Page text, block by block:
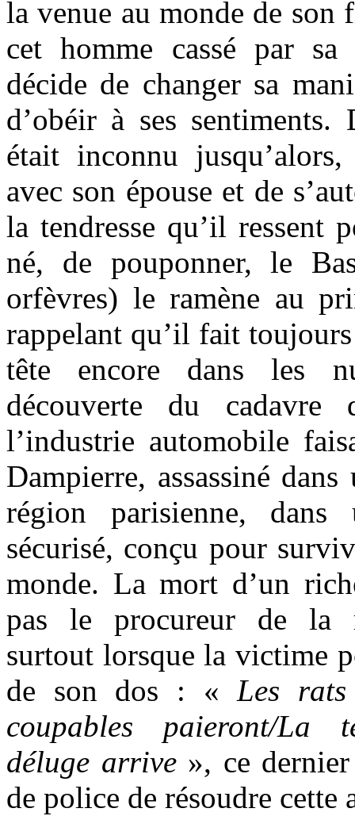
la venue au monde de son
cet homme cassé par
décide de changer sa
d’obéir à ses
était inconnu
avec son épouse et de
la tendresse qu’il ressent
né, de pouponner, le
orfèvres) le ramène au
rappelant qu’il fait
tête encore dans les
découverte du cadavre
l’industrie automobile
Dampierre, assassiné
région parisienne, dans
sécurisé, conçu pour
monde. La mort d’un
pas le procureur de la
surtout lorsque la victime
de son dos : «Les
coupables paieront/La
déluge arrive», ce dernier
de police de résoudre